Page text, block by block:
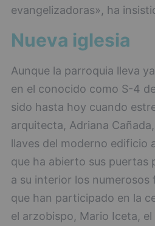
evangelizadoras», ha
Nueva iglesia
Aunque la parroquia lleva
en el conocido como S-4
sido hasta hoy cuando
arquitecta, Adriana
llaves del moderno edificio
que ha abierto sus puertas
a su interior los numerosos
que han participado en la
el arzobispo, Mario Iceta,